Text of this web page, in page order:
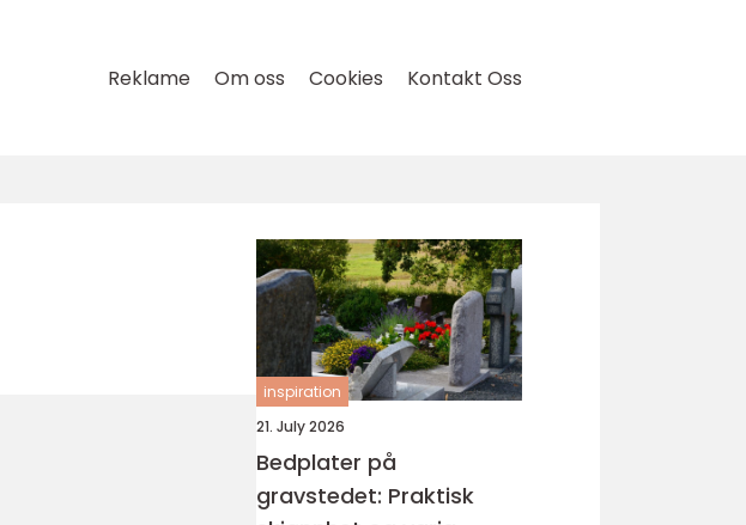
Reklame Om oss Cookies Kontakt Oss
inspiration
21. July 2026
Bedplater på
gravstedet: Praktisk